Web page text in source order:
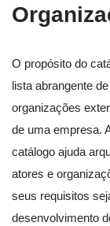
O propósito do
lista abrangente
organizações
de uma empresa.
catálogo ajuda
atores e
seus requisitos
desenvolvimento